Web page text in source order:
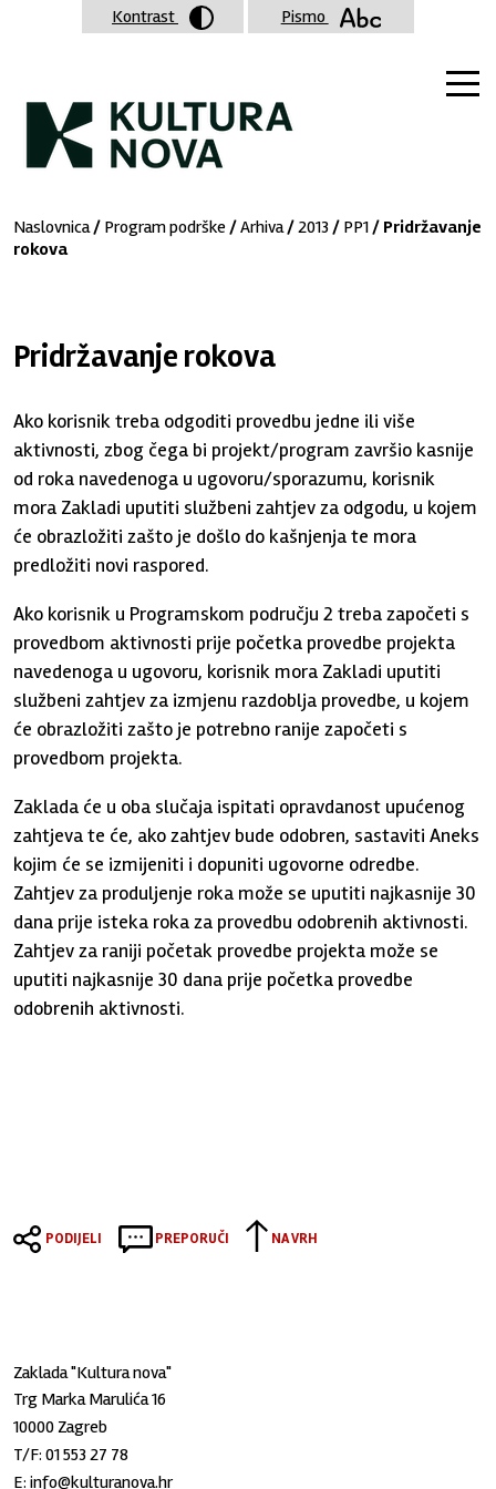
Naslovnica/ Program podrške /Arhiva/2013/ PP1/ Pridržavanje
rokova
Pridržavanje rokova
Ako korisnik treba odgoditi provedbu jedne ili više
aktivnosti, zbog čega bi projekt/program završio kasnije
od roka navedenoga u ugovoru/sporazumu, korisnik
mora Zakladi uputiti službeni zahtjev za odgodu, u kojem
će obrazložiti zašto je došlo do kašnjenja te mora
predložiti novi raspored.
Ako korisnik u Programskom području 2 treba započeti s
provedbom aktivnosti prije početka provedbe projekta
navedenoga u ugovoru, korisnik mora Zakladi uputiti
službeni zahtjev za izmjenu razdoblja provedbe, u kojem
će obrazložiti zašto je potrebno ranije započeti s
provedbom projekta.
Zaklada će u oba slučaja ispitati opravdanost upućenog
zahtjeva te će, ako zahtjev bude odobren, sastaviti Aneks
kojim će se izmijeniti i dopuniti ugovorne odredbe.
Zahtjev za produljenje roka može se uputiti najkasnije 30
dana prije isteka roka za provedbu odobrenih aktivnosti.
Zahtjev za raniji početak provedbe projekta može se
uputiti najkasnije 30 dana prije početka provedbe
odobrenih aktivnosti.
PODIJELI PREPORUČI NA VRH
Zaklada "Kultura nova"
Trg Marka Marulića 16
10000 Zagreb
T/F:01 553 27 78
E:info@kulturanova.hr
Kontrast Pismo